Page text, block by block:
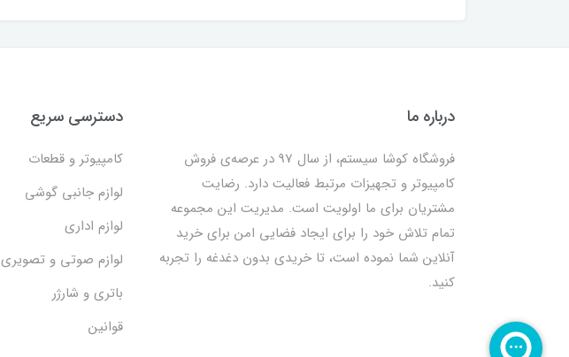
درباره ما
فروشگاه کوشا سیستم، از سال 97 در عرصه‌ی فروش
کامپیوتر و تجهیزات مرتبط فعالیت دارد. رضایت
مشتریان برای ما اولویت است. مدیریت این مجموعه
تمام تلاش خود را برای ایجاد فضایی امن برای خرید
آنلاین شما نموده است، تا خریدی بدون دغدغه را تجربه
کنید.
دسترسی سریع
کامپیوتر و قطعات
لوازم جانبی گوشی
لوازم اداری
لوازم صوتی و تصویری
باتری و شارژر
قوانین